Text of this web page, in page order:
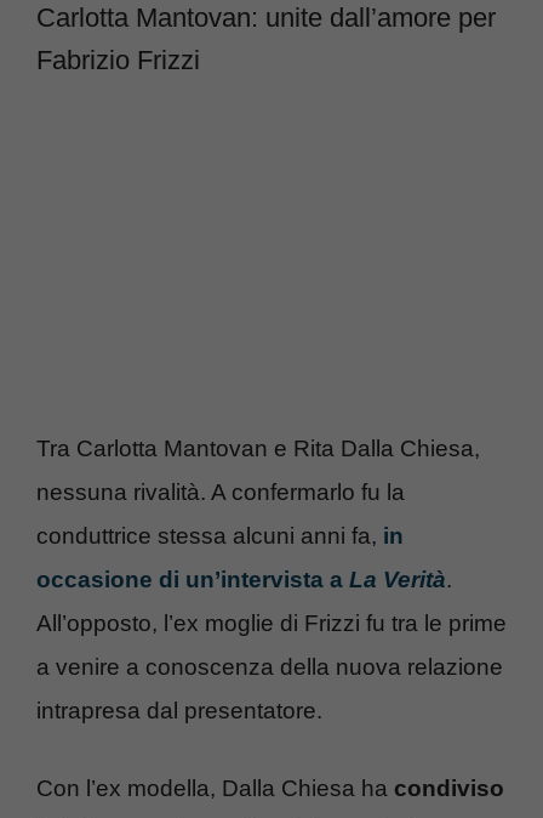
Carlotta Mantovan: unite dall’amore per
Fabrizio Frizzi
Tra Carlotta Mantovan e Rita Dalla Chiesa,
nessuna rivalità. A confermarlo fu la
conduttrice stessa alcuni anni fa, in
occasione di un’intervista a La Verità.
All’opposto, l’ex moglie di Frizzi fu tra le prime
a venire a conoscenza della nuova relazione
intrapresa dal presentatore.
Con l’ex modella, Dalla Chiesa ha condiviso